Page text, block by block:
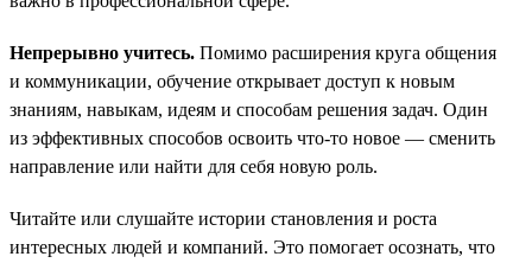
Непрерывно учитесь. Помимо расширения круга общения
и коммуникации, обучение открывает доступ к новым
знаниям, навыкам, идеям и способам решения задач. Один
из эффективных способов освоить что-то новое — сменить
направление или найти для себя новую роль.
Читайте или слушайте истории становления и роста
интересных людей и компаний. Это помогает осознать, что